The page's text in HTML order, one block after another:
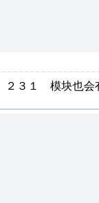
３１ 模块也会